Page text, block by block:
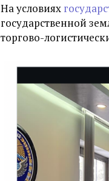
На условиях
государственной
торгово-